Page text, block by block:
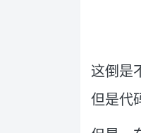
这倒是
但是代